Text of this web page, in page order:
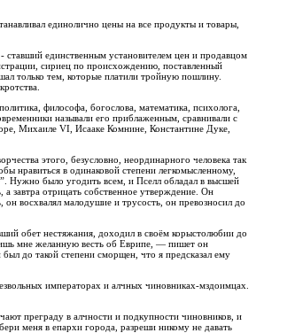
единолично цены на все продукты и товары,
ставший единственным установителем цен и продавцом
сириец по происхождению, поставленный
только тем, которые платили тройную пошлину.
философа, богослова, математика, психолога,
называли его приблаженным, сравнивали с
Михаиле VI, Исааке Комнине, Константине Дуке,
этого, безусловно, неординарного человека так
нравиться в одинаковой степени легкомысленному,
Нужно было угодить всем, и Пселл обладал в высшей
завтра отрицать собственное утверждение. Он
восхвалял малодушие и трусость, он превозносил до
обет нестяжания, доходил в своём корыстолюбии до
мне желанную весть об Еврипе, — пишет он
до такой степени сморщен, что я предсказал ему
императорах и алчных чиновниках-мздоимцах.
преграду в алчности и подкупности чиновников, и
меня в епархи города, разреши никому не давать